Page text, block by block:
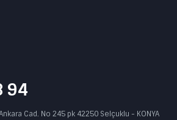
94
Cad. No 245 pk 42250 Selçuklu - KONYA